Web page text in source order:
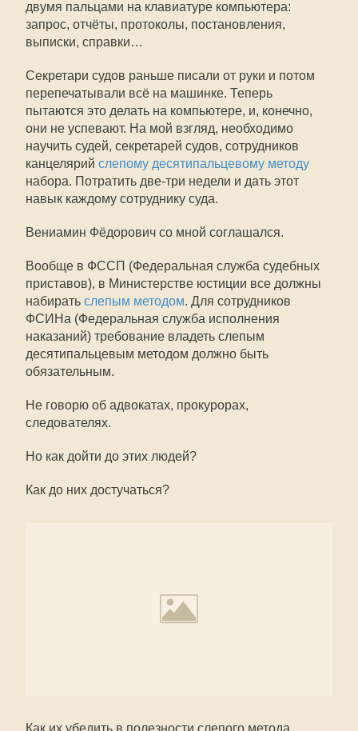
двумя пальцами на клавиатуре компьютера:
запрос, отчёты, протоколы, постановления,
выписки, справки…
Секретари судов раньше писали от руки и потом
перепечатывали всё на машинке. Теперь
пытаются это делать на компьютере, и, конечно,
они не успевают. На мой взгляд, необходимо
научить судей, секретарей судов, сотрудников
канцелярий слепому десятипальцевому методу
набора. Потратить две-три недели и дать этот
навык каждому сотруднику суда.
Вениамин Фёдорович со мной соглашался.
Вообще в ФССП (Федеральная служба судебных
приставов), в Министерстве юстиции все должны
набирать слепым методом. Для сотрудников
ФСИНа (Федеральная служба исполнения
наказаний) требование владеть слепым
десятипальцевым методом должно быть
обязательным.
Не говорю об адвокатах, прокурорах,
следователях.
Но как дойти до этих людей?
Как до них достучаться?
Как их убедить в полезности слепого метода